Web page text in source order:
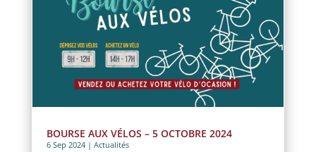
BOURSE AUX VÉLOS – 5 OCTOBRE 2024
6 Sep 2024| Actualités